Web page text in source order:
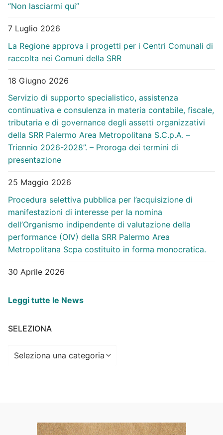
“Non lasciarmi qui”
7 Luglio 2026
La Regione approva i progetti per i Centri Comunali di
raccolta nei Comuni della SRR
18 Giugno 2026
Servizio di supporto specialistico, assistenza
continuativa e consulenza in materia contabile, fiscale,
tributaria e di governance degli assetti organizzativi
della SRR Palermo Area Metropolitana S.C.p.A. –
Triennio 2026-2028”. – Proroga dei termini di
presentazione
25 Maggio 2026
Procedura selettiva pubblica per l’acquisizione di
manifestazioni di interesse per la nomina
dell’Organismo indipendente di valutazione della
performance (OIV) della SRR Palermo Area
Metropolitana Scpa costituito in forma monocratica.
30 Aprile 2026
Leggi tutte le News
SELEZIONA
Seleziona